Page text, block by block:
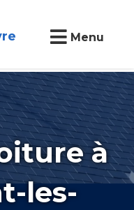
Menu
à
les-